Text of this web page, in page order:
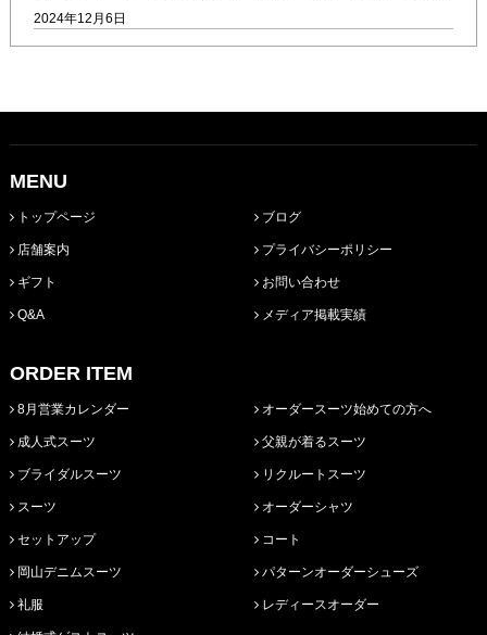
2024年12月6日
MENU
トップページ
店舗案内
ギフト
Q&A
ブログ
プライバシーポリシー
お問い合わせ
メディア掲載実績
ORDER ITEM
8月営業カレンダー
成人式スーツ
ブライダルスーツ
スーツ
セットアップ
岡山デニムスーツ
礼服
オーダースーツ始めての方へ
父親が着るスーツ
リクルートスーツ
オーダーシャツ
コート
パターンオーダーシューズ
レディースオーダー